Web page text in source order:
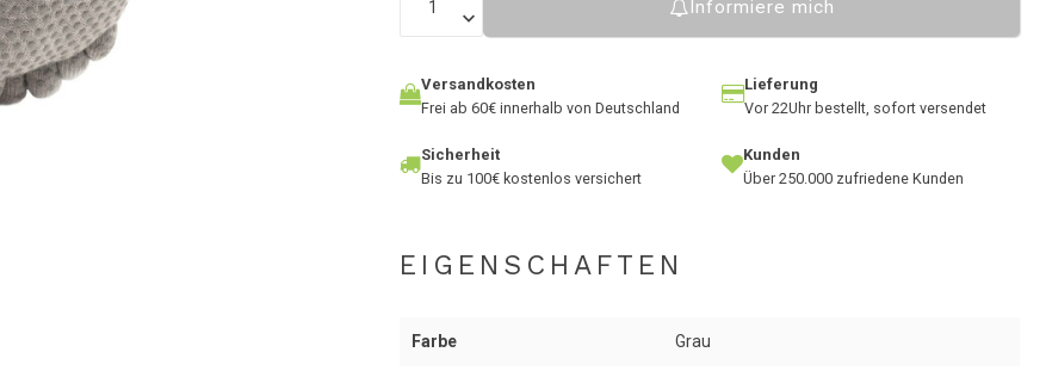
Informiere mich
Versandkosten
Frei ab 60€ innerhalb von Deutschland
Lieferung
Vor 22Uhr bestellt, sofort versendet
Sicherheit
Bis zu 100€ kostenlos versichert
Kunden
Über 250.000 zufriedene Kunden
EIGENSCHAFTEN
Farbe Grau